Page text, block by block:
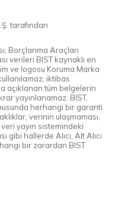
tarafından
Borçlanma Araçları
verileri BIST kaynaklı en
ve logosu Koruma Marka
iktibas
açıklanan tüm belgelerin
yayınlanamaz. BIST,
herhangi bir garanti
verinin ulaşmaması,
veri yayın sistemindeki
gibi hallerde Alıcı, Alt Alıcı
bir zarardan BIST